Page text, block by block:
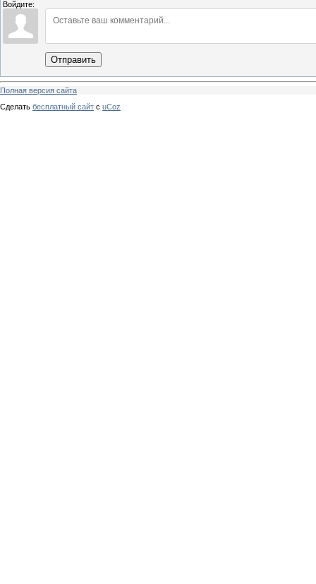
Войдите:
Отправить
Полная версия сайта
Сделать бесплатный сайт с uCoz